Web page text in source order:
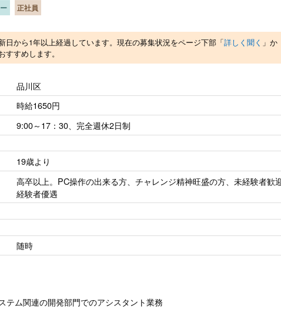
正社員
日から1年以上経過しています。現在の募集状況をページ下部「詳しく聞く 」か
すすめします。
品川区
時給1650円
9:00～17：30、完全週休2日制
19歳より
高卒以上。PC操作の出来る方、チャレンジ精神旺盛の方、未経験者歓迎
経験者優遇
随時
テム関連の開発部門でのアシスタント業務